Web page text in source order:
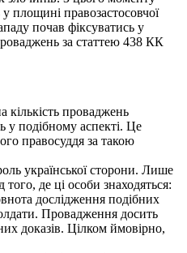
площині правозастосовчої
почав фіксуватись у
за статтею 438 КК
кількість проваджень
у подібному аспекті. Це
правосуддя за такою
української сторони. Лише
того, де ці особи знаходяться:
дослідження подібних
Провадження досить
доказів. Цілком ймовірно,